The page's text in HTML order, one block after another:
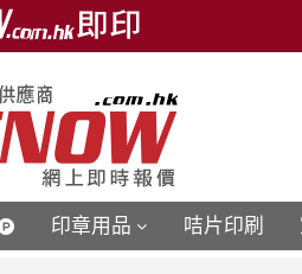
印章用品 咭片印刷